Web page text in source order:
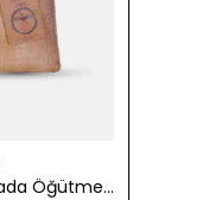
3 Adet 1 Kg Granül Sofrada Öğütme Tuzu